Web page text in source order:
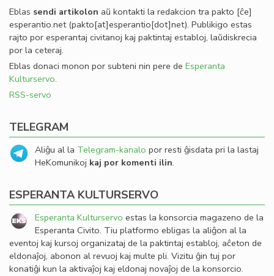
Eblas sendi artikolon aŭ kontakti la redakcion tra pakto [ĉe]
esperantio.net(pakto[at]esperantio[dot]net). Publikigo estas
rajto por esperantaj civitanoj kaj paktintaj establoj, laŭdiskrecia
por la ceteraj.
Eblas donaci monon por subteni nin pere de Esperanta
Kulturservo.
RSS-servo
TELEGRAM
Aliĝu al la Telegram-kanalo por resti ĝisdata pri la lastaj
HeKomunikoj kaj por komenti ilin.
ESPERANTA KULTURSERVO
Esperanta Kulturservo estas la konsorcia magazeno de la
Esperanta Civito. Tiu platformo ebligas la aliĝon al la
eventoj kaj kursoj organizataj de la paktintaj establoj, aĉeton de
eldonaĵoj, abonon al revuoj kaj multe pli. Vizitu ĝin tuj por
konatiĝi kun la aktivaĵoj kaj eldonaj novaĵoj de la konsorcio.